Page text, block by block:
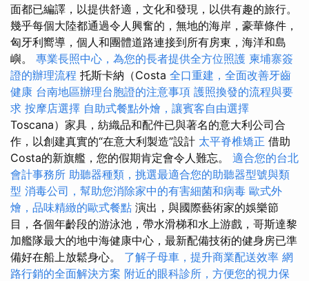
面都已編譯，以提供舒適，文化和發現，以供有趣的旅行。
幾乎每個大陸都通過令人興奮的，無地的海岸，豪華條件，
匈牙利嚮導，個人和團體道路連接到所有房東，海洋和島
嶼。 專業長照中心，為您的長者提供全方位照護 柬埔寨簽
證的辦理流程 托斯卡納（Costa 全口重建，全面改善牙齒
健康 台南地區辦理台胞證的注意事項 護照換發的流程與要
求 按摩店選擇 自助式餐點外燴，讓賓客自由選擇
Toscana）家具，紡織品和配件已與著名的意大利公司合
作，以創建真實的“在意大利製造”設計 太平脊椎矯正 借助
Costa的新旗艦，您的假期肯定會令人難忘。 適合您的台北
會計事務所 助聽器種類，挑選最適合您的助聽器型號與類
型 消毒公司，幫助您消除家中的有害細菌和病毒 歐式外
燴，品味精緻的歐式餐點 演出，與國際藝術家的娛樂節
目，各個年齡段的游泳池，帶水滑梯和水上游戲，哥斯達黎
加艦隊最大的地中海健康中心，最新配備技術的健身房已準
備好在船上放鬆身心。 了解子母車，提升商業配送效率 網
路行銷的全面解決方案 附近的眼科診所，方便您的視力保